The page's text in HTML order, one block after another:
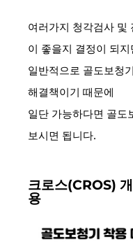
여러가지 청각검사 및
이 좋을지 결정이 되지
일반적으로 골도보청
해결책이기 때문에
일단 가능하다면 골도
보시면 됩니다.
크로스(CROS)
용